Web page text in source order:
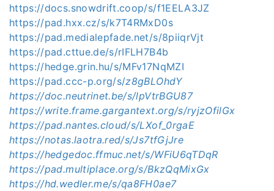
https://docs.snowdrift.coop/s/f1EELA3JZ
https://pad.hxx.cz/s/k7T4RMxD0s
https://pad.medialepfade.net/s/8piiqrVjt
https://pad.cttue.de/s/rIFLH7B4b
https://hedge.grin.hu/s/MFv17NqMZI
https://pad.ccc-p.org/s/z8gBLOhdY
https://doc.neutrinet.be/s/lpVtrBGU87
https://write.frame.gargantext.org/s/ryjzOfilGx
https://pad.nantes.cloud/s/LXof_0rgaE
https://notas.laotra.red/s/Js7tfGjJre
https://hedgedoc.ffmuc.net/s/WFiU6qTDqR
https://pad.multiplace.org/s/BkzQqMixGx
https://hd.wedler.me/s/qa8FH0ae7